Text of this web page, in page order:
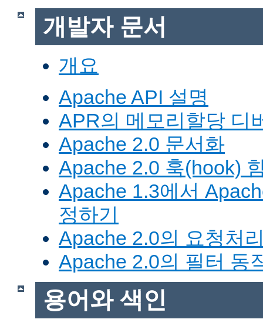
개발자 문서
개요
Apache API 설명
APR의 메모리할당 디
Apache 2.0 문서화
Apache 2.0 훅(hook)
Apache 1.3에서
정하기
Apache 2.0의 요청처
Apache 2.0의 필터 동
용어와 색인